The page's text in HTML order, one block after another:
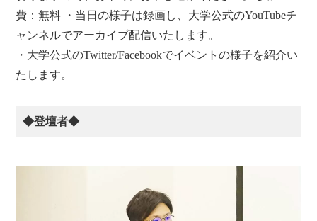
費：無料 ・当日の様子は録画し、大学公式のYouTubeチ
ャンネルでアーカイブ配信いたします。
・大学公式のTwitter/Facebookでイベントの様子を紹介い
たします。
◆登壇者◆